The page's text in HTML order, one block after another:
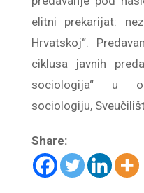
elitni prekarijat:
Hrvatskoj“.
ciklusa javnih
sociologija“ u
sociologiju,
Share: